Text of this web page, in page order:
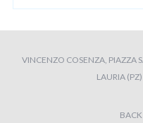
VINCENZO COSENZA, PIAZZA
LAURIA